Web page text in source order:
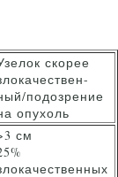
скорее
подозрение
опухоль
см